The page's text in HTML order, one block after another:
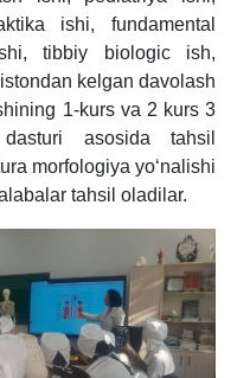
ishi, fundamental
tibbiy biologic ish,
kelgan davolash
1-kurs va 2 kurs 3
asosida tahsil
morfologiya yo‘nalishi
tahsil oladilar.